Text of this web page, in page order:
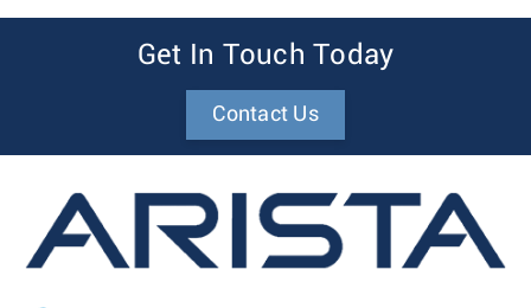
Get In Touch Today
Contact Us